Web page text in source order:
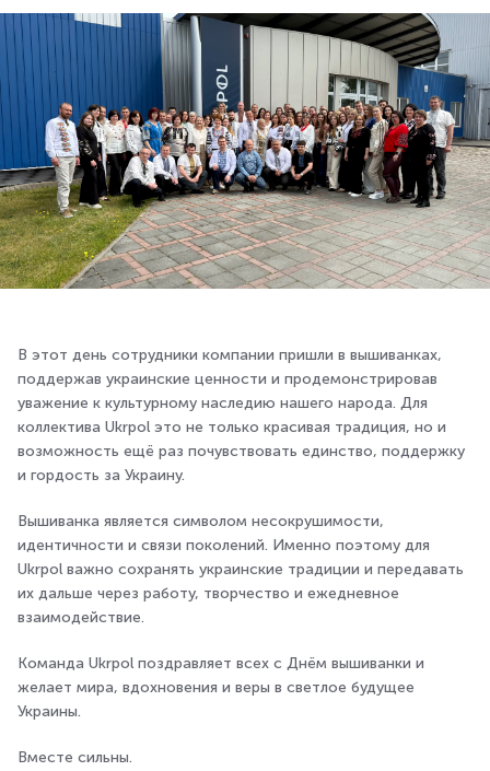
В этот день сотрудники компании пришли в вышиванках,
поддержав украинские ценности и продемонстрировав
уважение к культурному наследию нашего народа. Для
коллектива Ukrpol это не только красивая традиция, но и
возможность ещё раз почувствовать единство, поддержку
и гордость за Украину.
Вышиванка является символом несокрушимости,
идентичности и связи поколений. Именно поэтому для
Ukrpol важно сохранять украинские традиции и передавать
их дальше через работу, творчество и ежедневное
взаимодействие.
Команда Ukrpol поздравляет всех с Днём вышиванки и
желает мира, вдохновения и веры в светлое будущее
Украины.
Вместе сильны.